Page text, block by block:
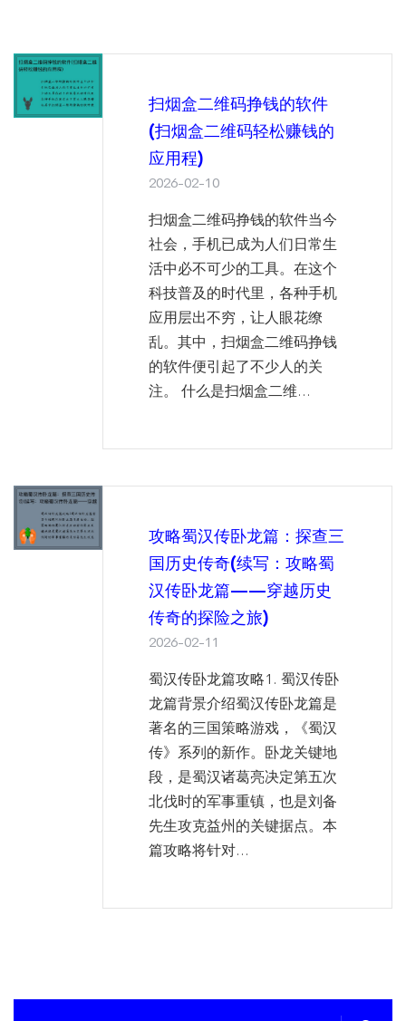
扫烟盒二维码挣钱的软件
(扫烟盒二维码轻松赚钱的
应用程)
2026-02-10
扫烟盒二维码挣钱的软件当今
社会，手机已成为人们日常生
活中必不可少的工具。在这个
科技普及的时代里，各种手机
应用层出不穷，让人眼花缭
乱。其中，扫烟盒二维码挣钱
的软件便引起了不少人的关
注。 什么是扫烟盒二维...
攻略蜀汉传卧龙篇：探查三
国历史传奇(续写：攻略蜀
汉传卧龙篇——穿越历史
传奇的探险之旅)
2026-02-11
蜀汉传卧龙篇攻略1. 蜀汉传卧
龙篇背景介绍蜀汉传卧龙篇是
著名的三国策略游戏，《蜀汉
传》系列的新作。卧龙关键地
段，是蜀汉诸葛亮决定第五次
北伐时的军事重镇，也是刘备
先生攻克益州的关键据点。本
篇攻略将针对...